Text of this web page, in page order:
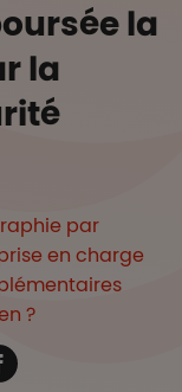
la
la
par
en charge
?